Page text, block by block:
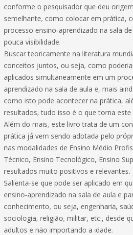
conforme o pesquisador que deu
semelhante, como colocar em prática,
processo ensino-aprendizado na sala
pouca visibilidade.
Buscar teoricamente na literatura
conceitos juntos, ou seja, como
aplicados simultaneamente em um
aprendizado na sala de aula e, mais
como isto pode acontecer na prática,
resultados, tudo isso é o que torna este
Além do mais, este livro trata de um
prática já vem sendo adotada pelo
nas modalidades de Ensino Médio
Técnico, Ensino Tecnológico, Ensino
resultados muito positivos e relevantes.
Salienta-se que pode ser aplicado em
ensino-aprendizado na sala de aula e
conhecimento, ou seja, engenharia,
sociologia, religião, militar, etc., desde
adultos e não importando a idade.